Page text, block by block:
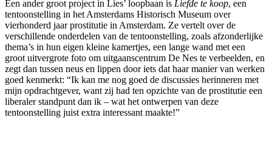
Een ander groot project in Lies’ loopbaan is Liefde te koop, een
tentoonstelling in het Amsterdams Historisch Museum over
vierhonderd jaar prostitutie in Amsterdam. Ze vertelt over de
verschillende onderdelen van de tentoonstelling, zoals afzonderlijke
thema’s in hun eigen kleine kamertjes, een lange wand met een
groot uitvergrote foto om uitgaanscentrum De Nes te verbeelden, en
zegt dan tussen neus en lippen door iets dat haar manier van werken
goed kenmerkt: “Ik kan me nog goed de discussies herinneren met
mijn opdrachtgever, want zij had ten opzichte van de prostitutie een
liberaler standpunt dan ik – wat het ontwerpen van deze
tentoonstelling juist extra interessant maakte!”